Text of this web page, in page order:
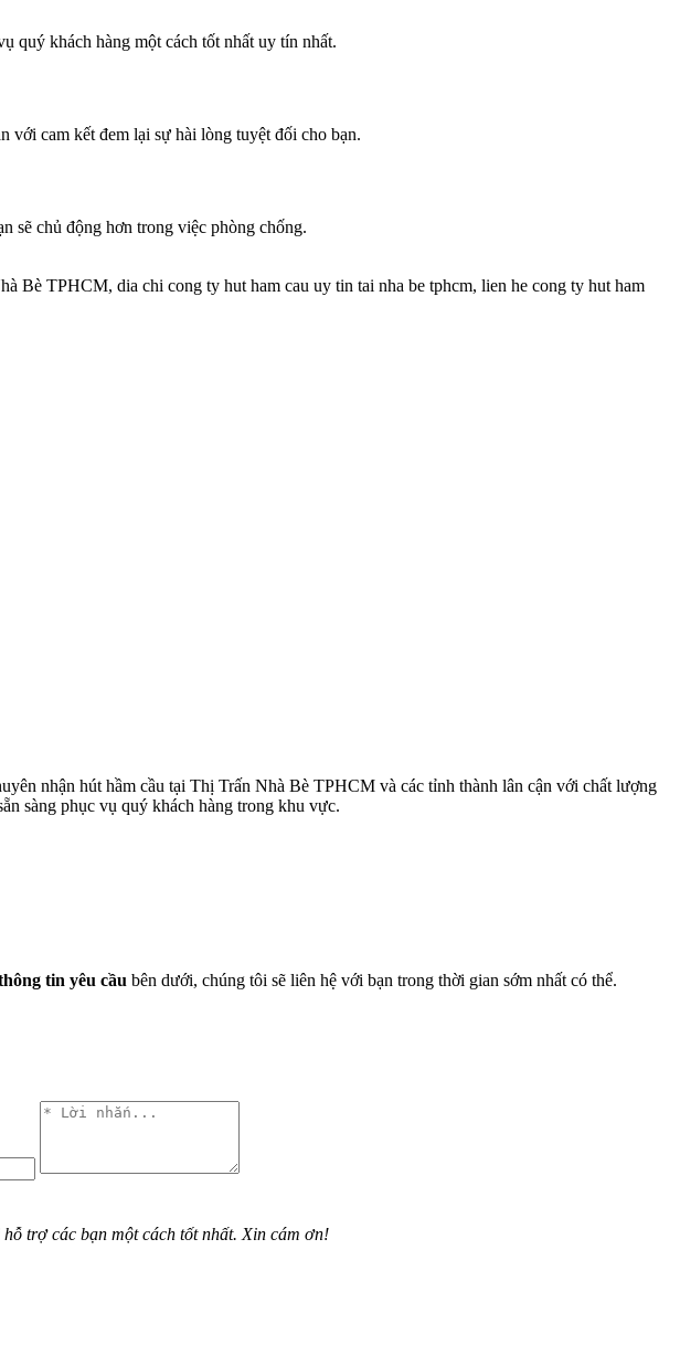
quý khách hàng một cách tốt nhất uy tín nhất.
với cam kết đem lại sự hài lòng tuyệt đối cho bạn.
sẽ chủ động hơn trong việc phòng chống.
Bè TPHCM, dia chi cong ty hut ham cau uy tin tai nha be tphcm, lien he cong ty hut ham
nhận hút hầm cầu tại Thị Trấn Nhà Bè TPHCM và các tỉnh thành lân cận với chất lượng
sàng phục vụ quý khách hàng trong khu vực.
tin yêu cầu bên dưới, chúng tôi sẽ liên hệ với bạn trong thời gian sớm nhất có thể.
trợ các bạn một cách tốt nhất. Xin cám ơn!